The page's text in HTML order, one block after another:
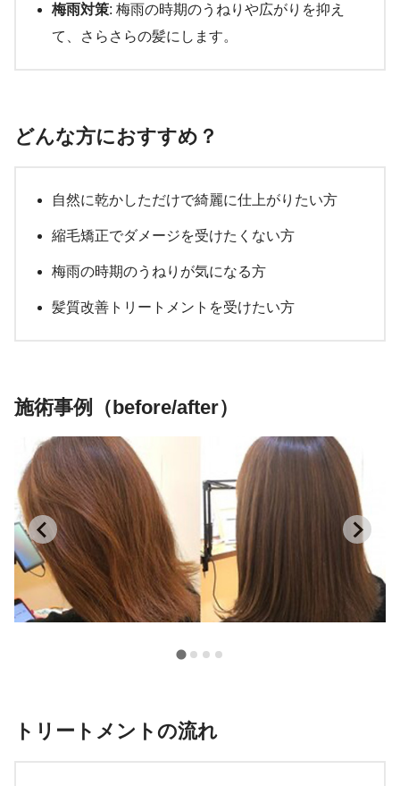
梅雨対策: 梅雨の時期のうねりや広がりを抑え
て、さらさらの髪にします。
どんな方におすすめ？
自然に乾かしただけで綺麗に仕上がりたい方
縮毛矯正でダメージを受けたくない方
梅雨の時期のうねりが気になる方
髪質改善トリートメントを受けたい方
施術事例（before/after）
トリートメントの流れ